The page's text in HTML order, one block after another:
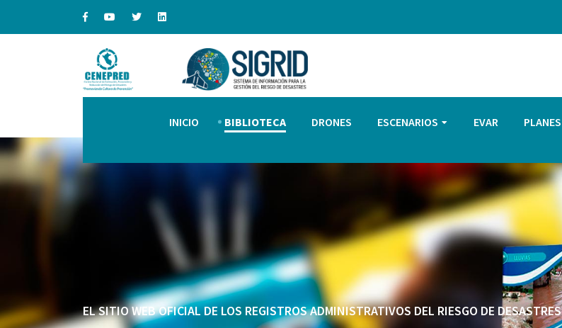
INICIO BIBLIOTECA DRONES ESCENARIOS EVAR PLANES
EL SITIO WEB OFICIAL DE LOS REGISTROS ADMINISTRATIVOS DEL RIESGO DE DESASTRES